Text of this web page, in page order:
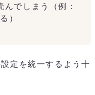
んでしまう（例：
）
定を統一するよう十